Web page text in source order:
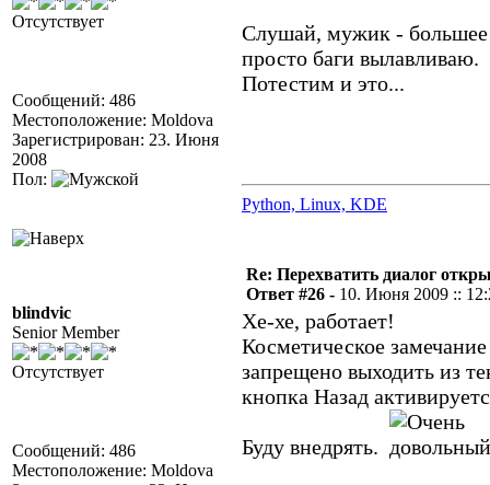
Отсутствует
Сообщений: 486
Местоположение: Moldova
Зарегистрирован: 23. Июня
2008
Пол:
Слушай, мужик - большее
просто баги вылавливаю.
Потестим и это...
Python, Linux, KDE
blindvic
Senior Member
Отсутствует
Сообщений: 486
Местоположение: Moldova
Re: Перехватить диалог
Ответ #26 - 10. Июня 2009 ::
Хе-хе, работает!
Косметическое
запрещено выходить из
кнопка Назад
Буду внедрять.